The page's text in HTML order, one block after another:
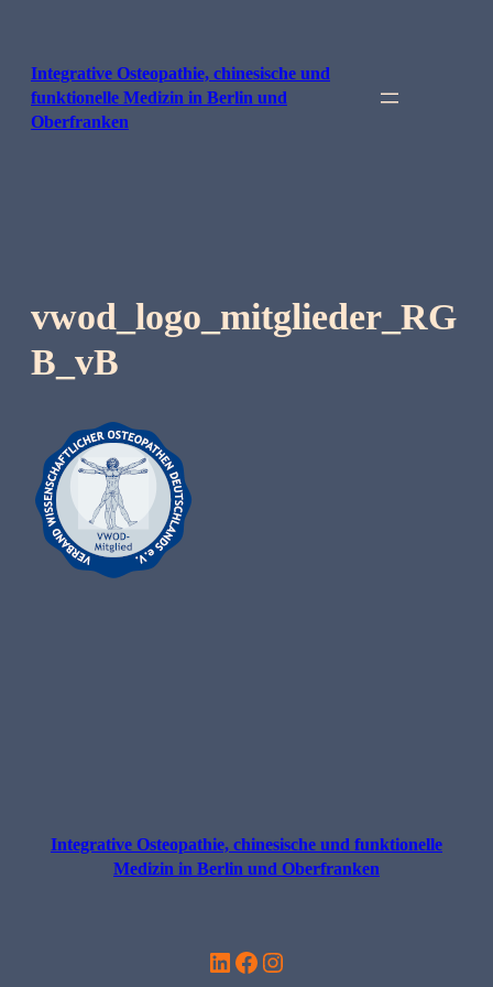
content
Integrative Osteopathie, chinesische und
funktionelle Medizin in Berlin und
Oberfranken
vwod_logo_mitglieder_RG
B_vB
Integrative Osteopathie, chinesische und funktionelle
Medizin in Berlin und Oberfranken
LinkedIn Facebook Instagram